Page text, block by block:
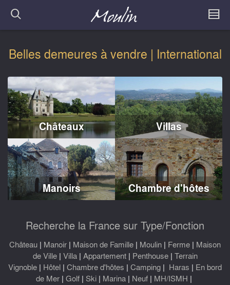
Belles demeures à vendre | International
Châteaux Villas
Manoirs Chambre d'hôtes
Recherche la France sur Type/Fonction
Château | Manoir | Maison de Famille | Moulin | Ferme | Maison
de Ville| Villa| Appartement| Penthouse| Terrain
Vignoble | Hôtel | Chambre d'hôtes | Camping | Haras | En bord
de Mer | Golf | Ski | Marina | Neuf | MH/ISMH |